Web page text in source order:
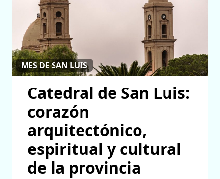
MES DE SAN LUIS
Catedral de San Luis:
corazón
arquitectónico,
espiritual y cultural
de la provincia